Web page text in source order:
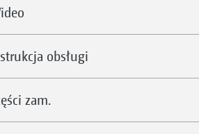
obsługi
zam.